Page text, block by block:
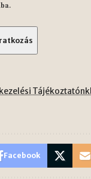
Facebook